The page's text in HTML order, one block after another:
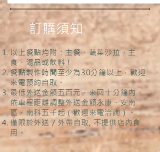
​訂購須知
以上餐點均附：主餐、蔬菜沙拉、主
食、湯品或飲料！
餐點製作時間至少為30分鐘以上，歡迎
來電預約自取。
最低外送金額五百元、來回十分鐘內，
依車程距離調整外送金額永康、安南
區、南科五千起（歡迎來電洽詢）。
僅限於外送 / 外帶自取, 不提供店內食
用。